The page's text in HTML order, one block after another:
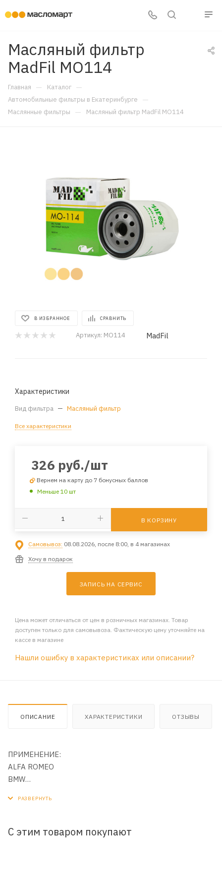
Масляный фильтр
MadFil MO114
Главная — Каталог —
Автомобильные фильтры в Екатеринбурге —
Маслянные фильтры — Масляный фильтр MadFil MO114
В ИЗБРАННОЕ СРАВНИТЬ
Артикул: MO114 MadFil
Характеристики
Вид фильтра — Масляный фильтр
Все характеристики
326 руб./шт
Вернем на карту до 7 бонусных баллов
Меньше 10 шт
В КОРЗИНУ
Самовывоз: 08.08.2026, после 8:00, в 4 магазинах
Хочу в подарок
ЗАПИСЬ НА СЕРВИС
Цена может отличаться от цен в розничных магазинах. Товар
доступен только для самовывоза. Фактическую цену уточняйте на
кассе в магазине
Нашли ошибку в характеристиках или описании?
ОПИСАНИЕ ХАРАКТЕРИСТИКИ ОТЗЫВЫ
ПРИМЕНЕНИЕ:
ALFA ROMEO
BMW
LEXUS
С этим товаром покупают